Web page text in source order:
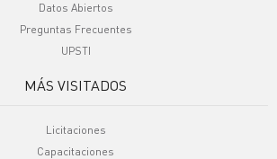
Datos Abiertos
Preguntas Frecuentes
UPSTI
MÁS VISITADOS
Licitaciones
Capacitaciones